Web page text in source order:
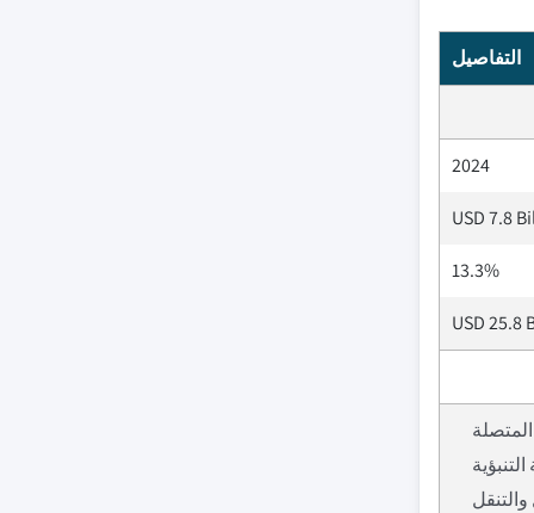
التفاصيل
2024
USD 7.8
13.3%
USD 25.8